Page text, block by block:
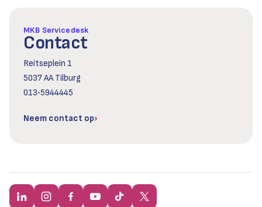
MKB Servicedesk
Contact
Reitseplein 1
5037 AA Tilburg
013‑5944445
Neem contact op